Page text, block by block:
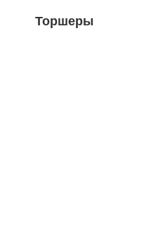
Торшеры